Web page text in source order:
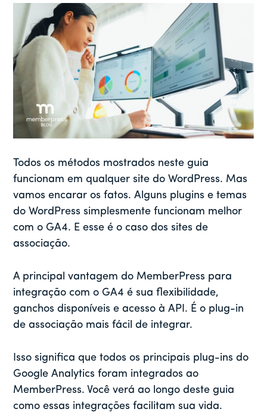
Todos os métodos mostrados neste guia
funcionam em qualquer site do WordPress. Mas
vamos encarar os fatos. Alguns plugins e temas
do WordPress simplesmente funcionam melhor
com o GA4. E esse é o caso dos sites de
associação.
A principal vantagem do MemberPress para
integração com o GA4 é sua flexibilidade,
ganchos disponíveis e acesso à API. É o plug-in
de associação mais fácil de integrar.
Isso significa que todos os principais plug-ins do
Google Analytics foram integrados ao
MemberPress. Você verá ao longo deste guia
como essas integrações facilitam sua vida.